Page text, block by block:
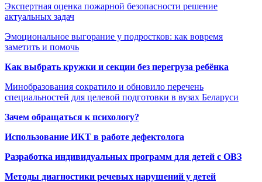
Экспертная оценка пожарной безопасности решение
актуальных задач
Эмоциональное выгорание у подростков: как вовремя
заметить и помочь
Как выбрать кружки и секции без перегруза ребёнка
Минобразования сократило и обновило перечень
специальностей для целевой подготовки в вузах Беларуси
Зачем обращаться к психологу?
Использование ИКТ в работе дефектолога
Разработка индивидуальных программ для детей с ОВЗ
Методы диагностики речевых нарушений у детей